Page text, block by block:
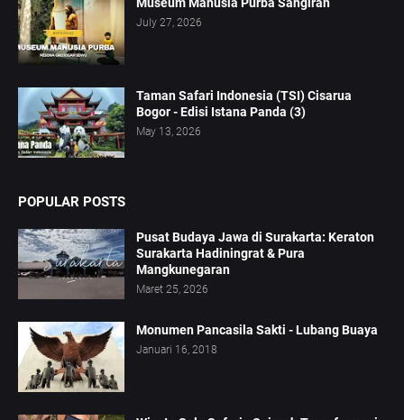
Museum Manusia Purba Sangiran
July 27, 2026
Taman Safari Indonesia (TSI) Cisarua
Bogor - Edisi Istana Panda (3)
May 13, 2026
POPULAR POSTS
Pusat Budaya Jawa di Surakarta: Keraton
Surakarta Hadiningrat & Pura
Mangkunegaran
Maret 25, 2026
Monumen Pancasila Sakti - Lubang Buaya
Januari 16, 2018